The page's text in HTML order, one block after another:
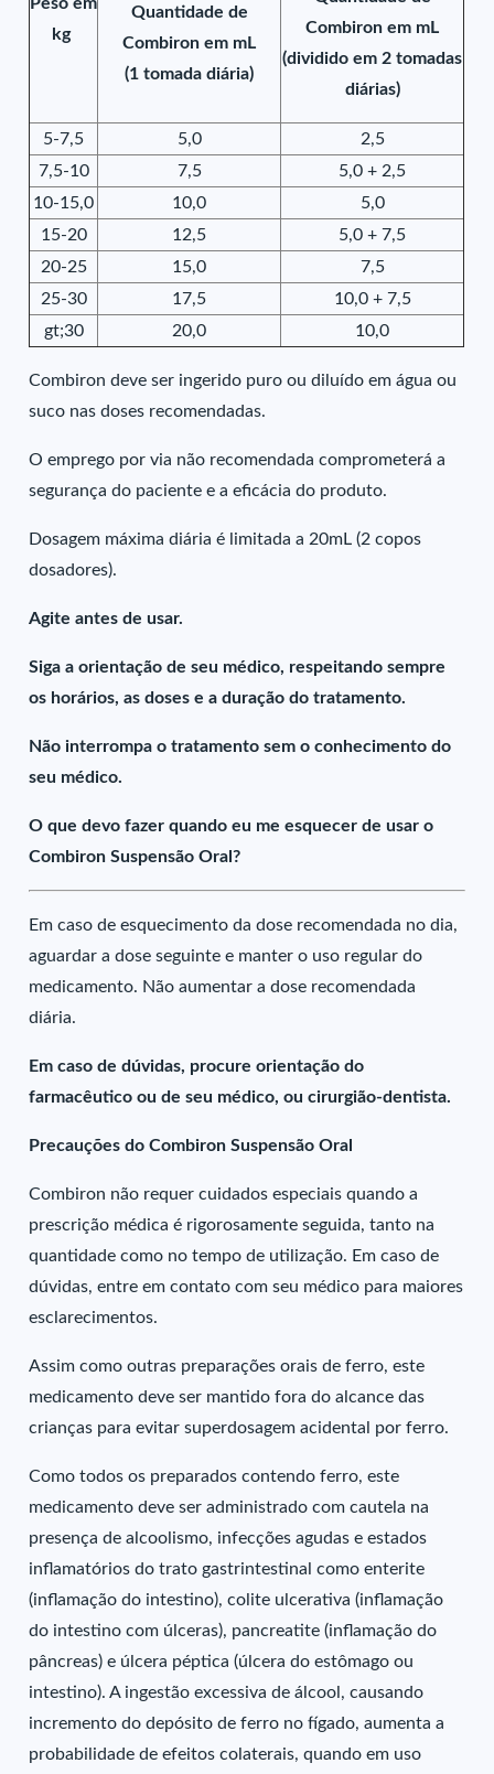
kg
Quantidade de
Combiron em mL
(1 tomada diária)
Combiron em mL
(dividido em 2 tomadas
diárias)
5-7,5 5,0
2,5
7,5-10
7,5
5,0 + 2,5
10-15,0
10,0
5,0
15-20
12,5
5,0 + 7,5
20-25
15,0
7,5
25-30
17,5
10,0 + 7,5
gt;30
20,0 10,0
Combiron deve ser ingerido puro ou diluído em água ou
suco nas doses recomendadas.
O emprego por via não recomendada comprometerá a
segurança do paciente e a eficácia do produto.
Dosagem máxima diária é limitada a 20mL (2 copos
dosadores).
Agite antes de usar.
Siga a orientação de seu médico, respeitando sempre
os horários, as doses e a duração do tratamento.
Não interrompa o tratamento sem o conhecimento do
seu médico.
O que devo fazer quando eu me esquecer de usar o
Combiron Suspensão Oral?
Em caso de esquecimento da dose recomendada no dia,
aguardar a dose seguinte e manter o uso regular do
medicamento. Não aumentar a dose recomendada
diária.
Em caso de dúvidas, procure orientação do
farmacêutico ou de seu médico, ou cirurgião-dentista.
Precauções do Combiron Suspensão Oral
Combiron não requer cuidados especiais quando a
prescrição médica é rigorosamente seguida, tanto na
quantidade como no tempo de utilização. Em caso de
dúvidas, entre em contato com seu médico para maiores
esclarecimentos.
Assim como outras preparações orais de ferro, este
medicamento deve ser mantido fora do alcance das
crianças para evitar superdosagem acidental por ferro.
Como todos os preparados contendo ferro, este
medicamento deve ser administrado com cautela na
presença de alcoolismo, infecções agudas e estados
inflamatórios do trato gastrintestinal como enterite
(inflamação do intestino), colite ulcerativa (inflamação
do intestino com úlceras), pancreatite (inflamação do
pâncreas) e úlcera péptica (úlcera do estômago ou
intestino). A ingestão excessiva de álcool, causando
incremento do depósito de ferro no fígado, aumenta a
probabilidade de efeitos colaterais, quando em uso